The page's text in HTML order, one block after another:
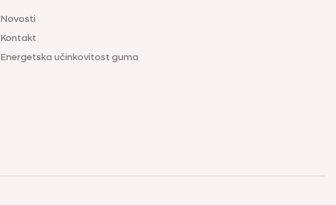
Novosti
Kontakt
Energetska učinkovitost guma